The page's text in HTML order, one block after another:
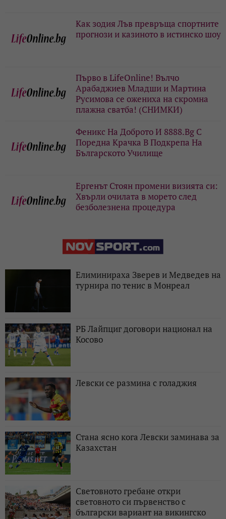
Как зодия Лъв превръща спортните
прогнози и казиното в истинско шоу
Първо в LifeOnline! Вълчо
Арабаджиев Младши и Мартина
Русимова сe oжениха на скромна
плажна сватба! (СНИМКИ)
Феникс На Доброто И 8888.Bg С
Поредна Крачка В Подкрепа На
Българското Училище
Ергенът Стоян промени визията си:
Хвърли очилата в морето след
безболезнена процедура
Елиминираха Зверев и Медведев на
турнира по тенис в Монреал
РБ Лайпциг договори национал на
Косово
Левски се размина с голаджия
Стана ясно кога Левски заминава за
Казахстан
Световното гребане откри
световното си първенство с
български вариант на викингско